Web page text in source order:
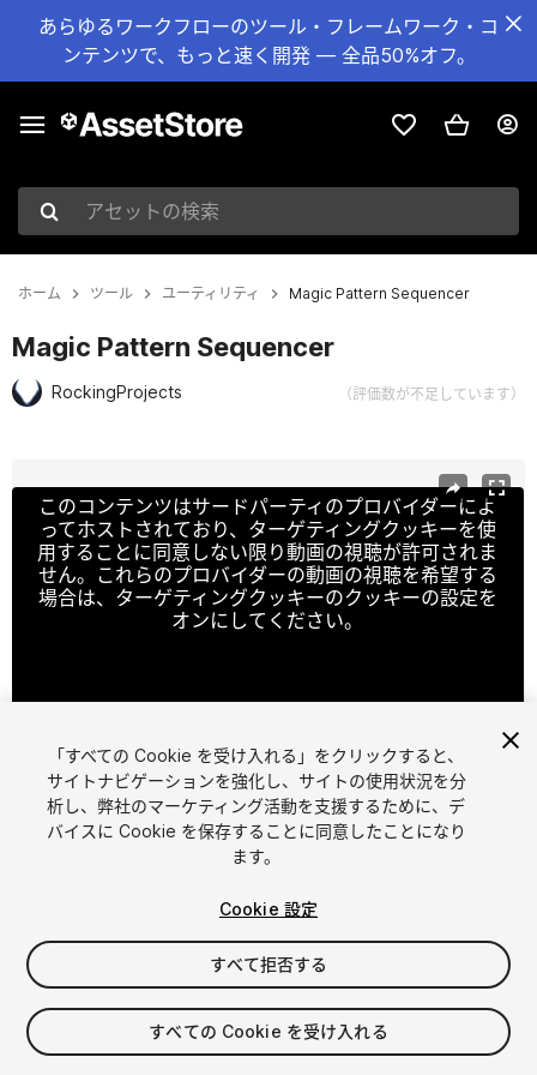
あらゆるワークフローのツール・フレームワーク・コ
ンテンツで、もっと速く開発 — 全品50%オフ。
アセットの検索
ホーム ツール ユーティリティ Magic Pattern Sequencer
Magic Pattern Sequencer
RockingProjects （評価数が不足しています）
このコンテンツはサードパーティのプロバイダーによ
ってホストされており、ターゲティングクッキーを使
用することに同意しない限り動画の視聴が許可されま
せん。これらのプロバイダーの動画の視聴を希望する
場合は、ターゲティングクッキーのクッキーの設定を
オンにしてください。
1 /5
$6.99
シート 1
「すべての Cookie を受け入れる」をクリックすると、
サイトナビゲーションを強化し、サイトの使用状況を分
析し、弊社のマーケティング活動を支援するために、デ
バイスに Cookie を保存することに同意したことになり
ます。
Cookie 設定
すべて拒否する
すべての Cookie を受け入れる